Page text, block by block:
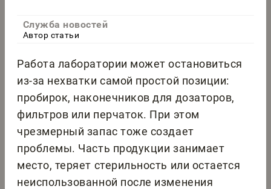
Служба новостей
Автор статьи
Работа лаборатории может остановиться
из-за нехватки самой простой позиции:
пробирок, наконечников для дозаторов,
фильтров или перчаток. При этом
чрезмерный запас тоже создает
проблемы. Часть продукции занимает
место, теряет стерильность или остается
неиспользованной после изменения